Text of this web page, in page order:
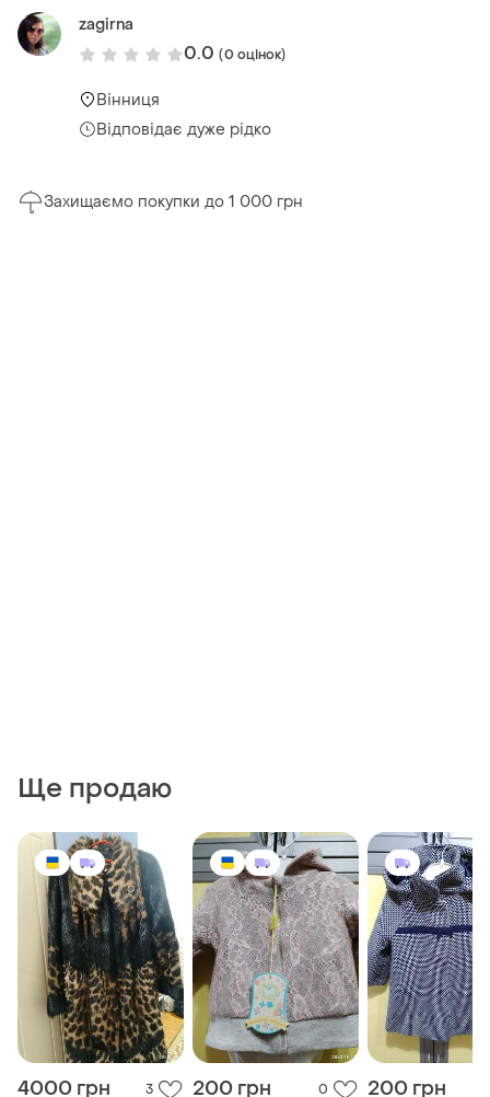
zagirna
0.0 (0 оцінок)
Вінниця
Відповідає дуже рідко
Захищаємо покупки до 1 000 грн
Ще продаю
4000 грн 3 200 грн 0 200 грн